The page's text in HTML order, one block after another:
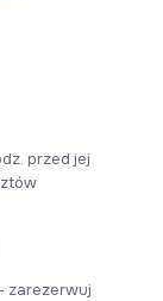
przed jej
zarezerwuj